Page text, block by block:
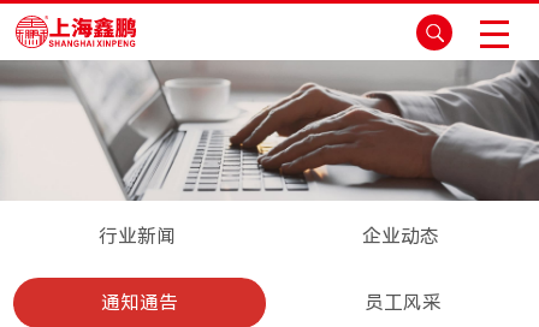
行业新闻 企业动态
通知通告 员工风采